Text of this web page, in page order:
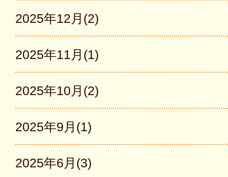
2025年12月(2)
2025年11月(1)
2025年10月(2)
2025年9月(1)
2025年6月(3)